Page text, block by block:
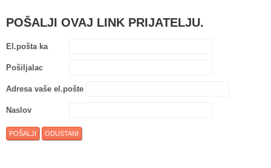
POŠALJI OVAJ LINK PRIJATELJU.
El.pošta ka
Pošiljalac
Adresa vaše el.pošte
Naslov
POŠALJI ODUSTANI